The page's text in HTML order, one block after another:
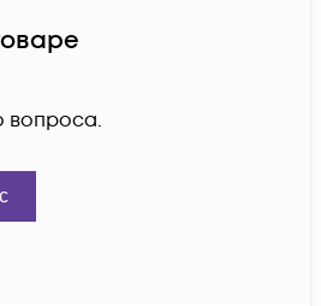
вопроса.